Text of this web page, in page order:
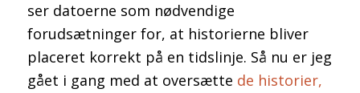
ser datoerne som nødvendige
forudsætninger for, at historierne bliver
placeret korrekt på en tidslinje. Så nu er jeg
gået i gang med at oversætte de historier,